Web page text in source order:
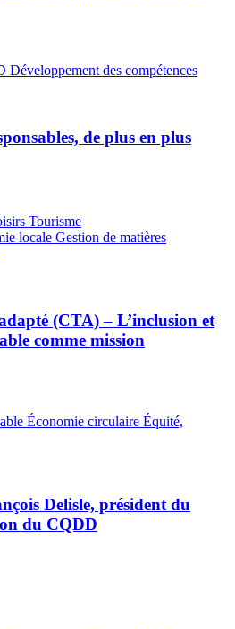
Développement des compétences
de plus en plus
Tourisme
locale Gestion de matières
(CTA) – L’inclusion et
comme mission
Économie circulaire Équité,
Delisle, président du
du CQDD